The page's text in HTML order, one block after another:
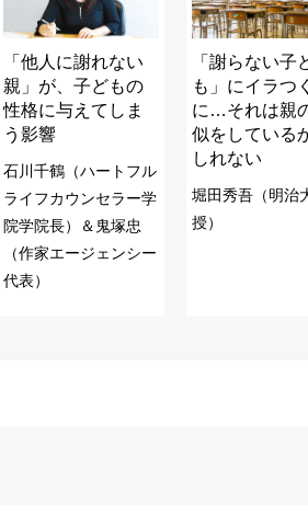
「他人に謝れない
親」が、子どもの
性格に与えてしま
う影響
石川千鶴（ハートフル
ライフカウンセラー学
院学院長）＆鬼塚忠
（作家エージェンシー
代表）
「謝らない子
も」にイラつ
に…それは親
似をしている
しれない
堀田秀吾（明治
授）